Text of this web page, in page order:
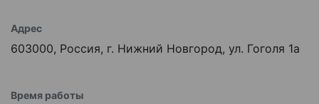
Адрес
603000, Россия, г. Нижний Новгород, ул. Гоголя 1а
Время работы